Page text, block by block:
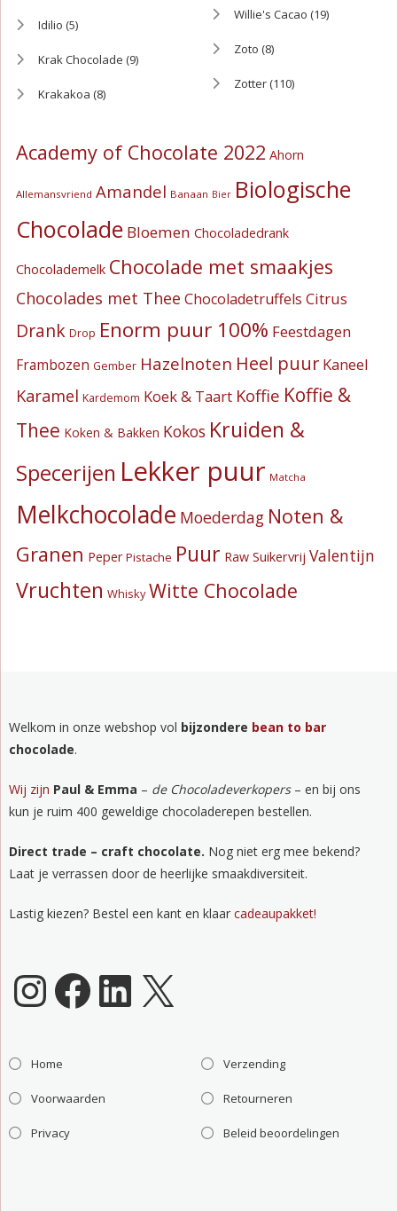
Idilio (5)
Krak Chocolade (9)
Krakakoa (8)
Willie's Cacao (19)
Zoto (8)
Zotter(110)
Academy of Chocolate 2022 Ahorn
Allemansvriend Amandel Banaan Bier Biologische
Chocolade Bloemen Chocoladedrank
Chocolademelk Chocolade met smaakjes
Chocolades met Thee Chocoladetruffels Citrus
Drank Drop Enorm puur 100% Feestdagen
Frambozen Gember Hazelnoten Heel puur Kaneel
Karamel Kardemom Koek & Taart Koffie Koffie &
Thee Koken & Bakken Kokos Kruiden &
Specerijen Lekker puur Matcha
Melkchocolade Moederdag Noten &
Granen Peper Pistache Puur Raw Suikervrij Valentijn
Vruchten Whisky Witte Chocolade
Welkom in onze webshop vol bijzondere bean to bar
chocolade.
Wij zijn Paul & Emma – de Chocoladeverkopers– en bij ons
kun je ruim 400 geweldige chocoladerepen bestellen.
Direct trade – craft chocolate. Nog niet erg mee bekend?
Laat je verrassen door de heerlijke smaakdiversiteit.
Lastig kiezen? Bestel een kant en klaar cadeaupakket!
Chocoladeverkopers Instagram
Facebook
LinkedIn
X
Home
Voorwaarden
Privacy
Verzending
Retourneren
Beleid beoordelingen